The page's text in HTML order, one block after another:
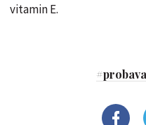
vitamin E.
#probava